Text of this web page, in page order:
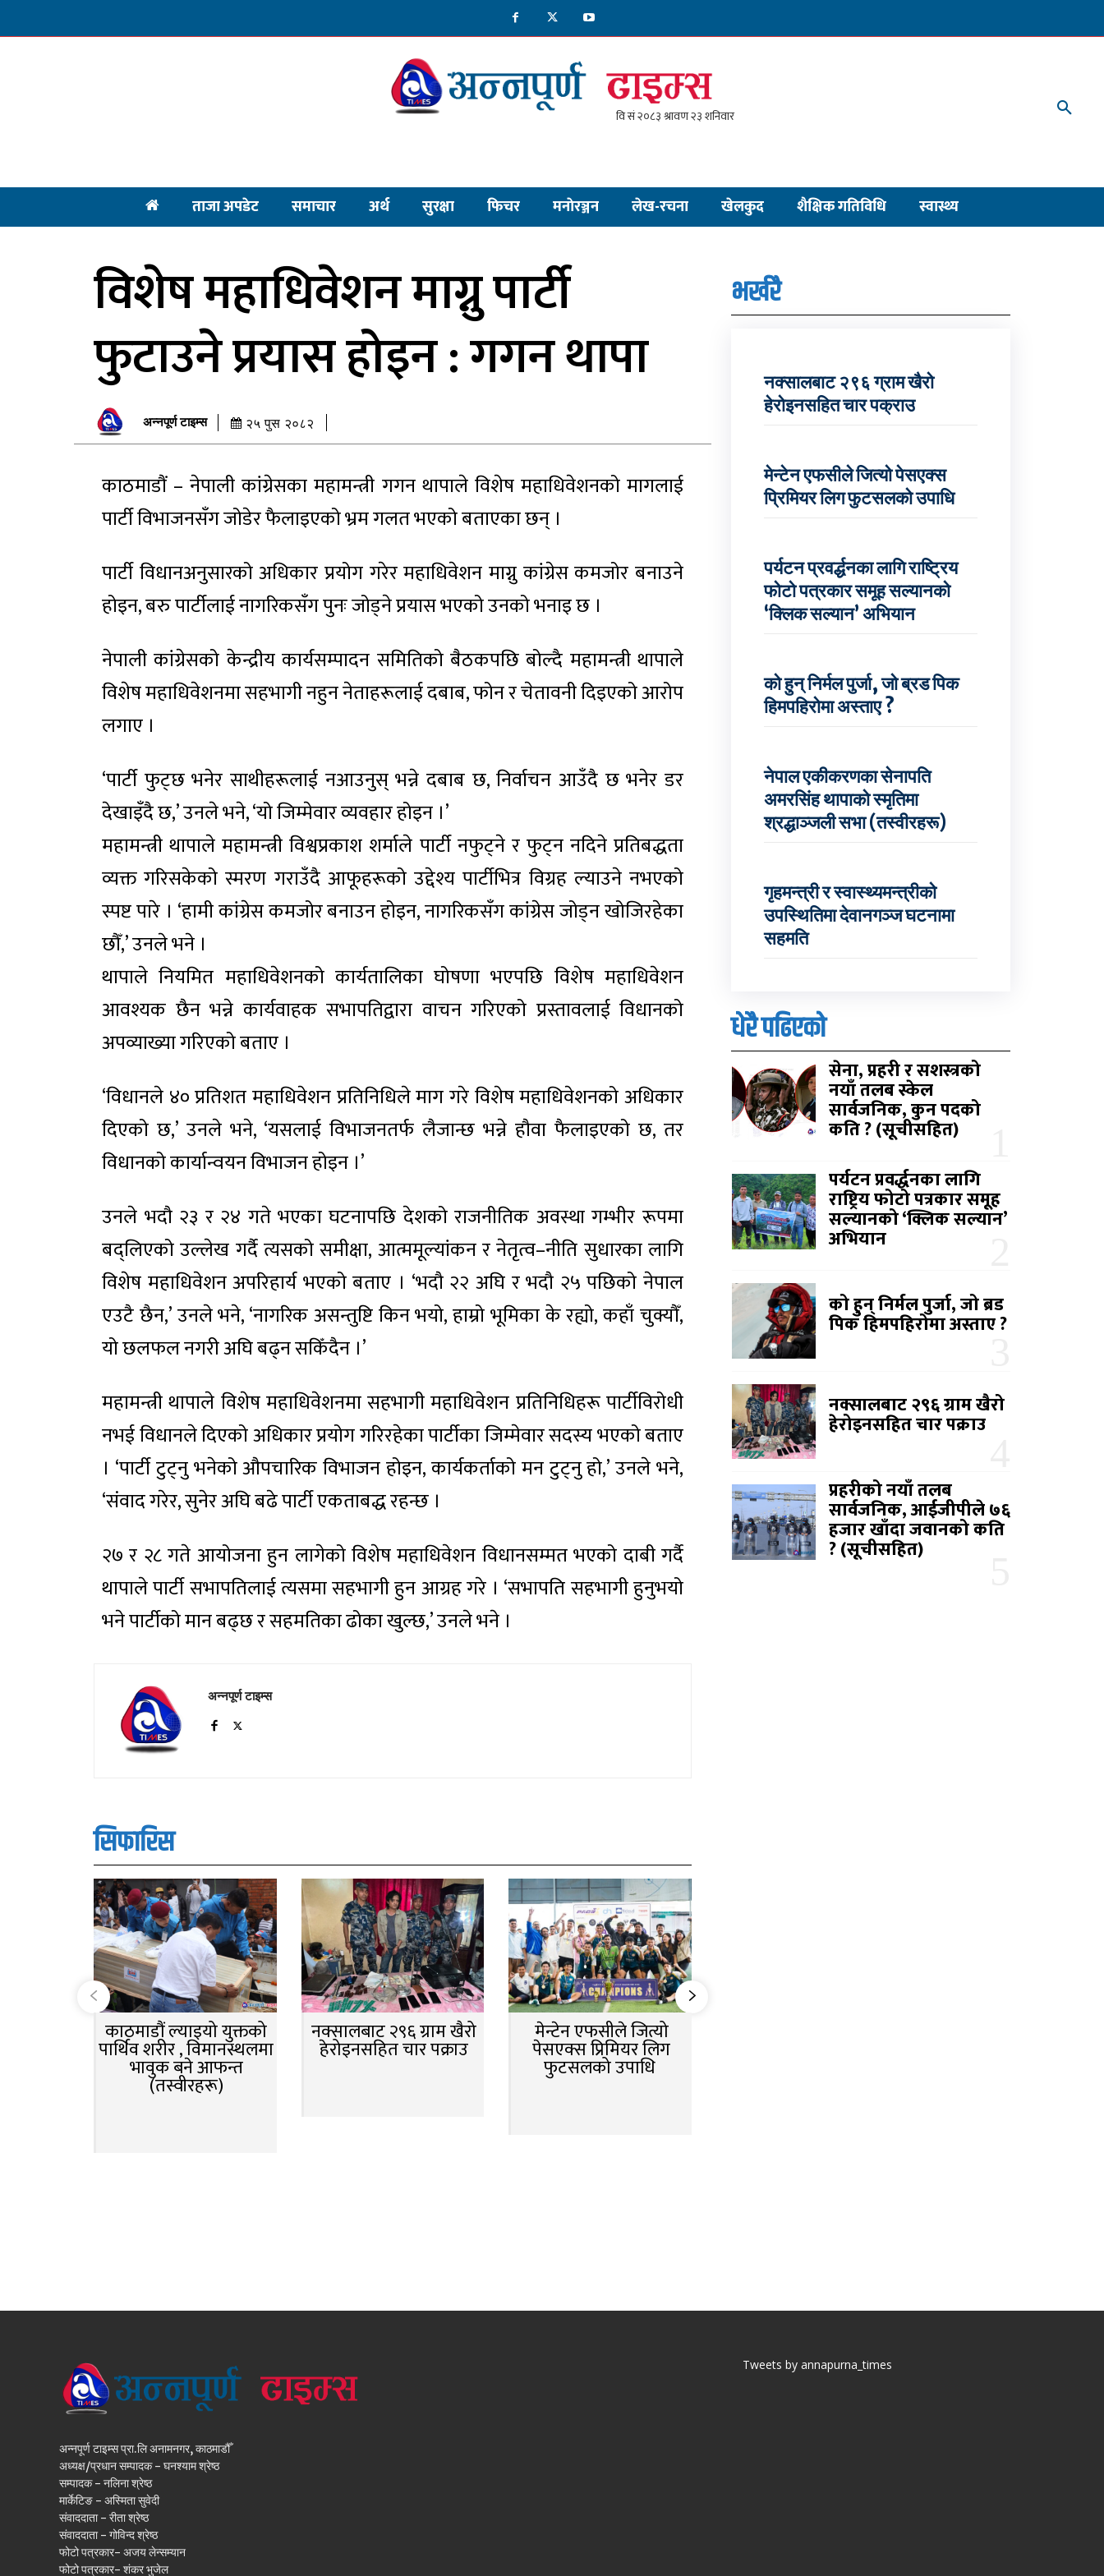
ताजा अपडेट समाचार अर्थ सुरक्षा फिचर मनाेरञ्जन लेख-रचना खेलकुद शैक्षिक गतिविधि स्वास्थ्य
विशेष महाधिवेशन माग्नु पार्टी
फुटाउने प्रयास होइन : गगन थापा
अन्नपूर्ण टाइम्स २५ पुस २०८२
काठमाडौं – नेपाली कांग्रेसका महामन्त्री गगन थापाले विशेष महाधिवेशनको मागलाई
पार्टी विभाजनसँग जोडेर फैलाइएको भ्रम गलत भएको बताएका छन् ।
पार्टी विधानअनुसारको अधिकार प्रयोग गरेर महाधिवेशन माग्नु कांग्रेस कमजोर बनाउने
होइन, बरु पार्टीलाई नागरिकसँग पुनः जोड्ने प्रयास भएको उनको भनाइ छ ।
नेपाली कांग्रेसको केन्द्रीय कार्यसम्पादन समितिको बैठकपछि बोल्दै महामन्त्री थापाले
विशेष महाधिवेशनमा सहभागी नहुन नेताहरूलाई दबाब, फोन र चेतावनी दिइएको आरोप
लगाए ।
‘पार्टी फुट्छ भनेर साथीहरूलाई नआउनुस् भन्ने दबाब छ, निर्वाचन आउँदै छ भनेर डर
देखाइँदै छ,’ उनले भने, ‘यो जिम्मेवार व्यवहार होइन ।’
महामन्त्री थापाले महामन्त्री विश्वप्रकाश शर्माले पार्टी नफुट्ने र फुट्न नदिने प्रतिबद्धता
व्यक्त गरिसकेको स्मरण गराउँदै आफूहरूको उद्देश्य पार्टीभित्र विग्रह ल्याउने नभएको
स्पष्ट पारे । ‘हामी कांग्रेस कमजोर बनाउन होइन, नागरिकसँग कांग्रेस जोड्न खोजिरहेका
छौँ,’ उनले भने ।
थापाले नियमित महाधिवेशनको कार्यतालिका घोषणा भएपछि विशेष महाधिवेशन
आवश्यक छैन भन्ने कार्यवाहक सभापतिद्वारा वाचन गरिएको प्रस्तावलाई विधानको
अपव्याख्या गरिएको बताए ।
‘विधानले ४० प्रतिशत महाधिवेशन प्रतिनिधिले माग गरे विशेष महाधिवेशनको अधिकार
दिएको छ,’ उनले भने, ‘यसलाई विभाजनतर्फ लैजान्छ भन्ने हौवा फैलाइएको छ, तर
विधानको कार्यान्वयन विभाजन होइन ।’
उनले भदौ २३ र २४ गते भएका घटनापछि देशको राजनीतिक अवस्था गम्भीर रूपमा
बद्लिएको उल्लेख गर्दै त्यसको समीक्षा, आत्ममूल्यांकन र नेतृत्व–नीति सुधारका लागि
विशेष महाधिवेशन अपरिहार्य भएको बताए । ‘भदौ २२ अघि र भदौ २५ पछिको नेपाल
एउटै छैन,’ उनले भने, ‘नागरिक असन्तुष्टि किन भयो, हाम्रो भूमिका के रह्यो, कहाँ चुक्यौँ,
यो छलफल नगरी अघि बढ्न सकिँदैन ।’
महामन्त्री थापाले विशेष महाधिवेशनमा सहभागी महाधिवेशन प्रतिनिधिहरू पार्टीविरोधी
नभई विधानले दिएको अधिकार प्रयोग गरिरहेका पार्टीका जिम्मेवार सदस्य भएको बताए
। ‘पार्टी टुट्नु भनेको औपचारिक विभाजन होइन, कार्यकर्ताको मन टुट्नु हो,’ उनले भने,
‘संवाद गरेर, सुनेर अघि बढे पार्टी एकताबद्ध रहन्छ ।
२७ र २८ गते आयोजना हुन लागेको विशेष महाधिवेशन विधानसम्मत भएको दाबी गर्दै
थापाले पार्टी सभापतिलाई त्यसमा सहभागी हुन आग्रह गरे । ‘सभापति सहभागी हुनुभयो
भने पार्टीको मान बढ्छ र सहमतिका ढोका खुल्छ,’ उनले भने ।
अन्नपूर्ण टाइम्स
सिफारिस
काठमाडौं ल्याइयो युक्तको
पार्थिव शरीर , विमानस्थलमा
भावुक बने आफन्त
(तस्वीरहरू)
नक्सालबाट २९६ ग्राम खैरो
हेरोइनसहित चार पक्राउ
मेन्टेन एफसीले जित्यो
पेसएक्स प्रिमियर लिग
फुटसलको उपाधि
भर्खरै
नक्सालबाट २९६ ग्राम खैरो
हेरोइनसहित चार पक्राउ
मेन्टेन एफसीले जित्यो पेसएक्स
प्रिमियर लिग फुटसलको उपाधि
पर्यटन प्रवर्द्धनका लागि राष्ट्रिय
फोटो पत्रकार समूह सल्यानको
‘क्लिक सल्यान’ अभियान
को हुन् निर्मल पुर्जा, जो ब्रड पिक
हिमपहिरोमा अस्ताए ?
नेपाल एकीकरणका सेनापति
अमरसिंह थापाको स्मृतिमा
श्रद्धाञ्जली सभा (तस्वीरहरू)
गृहमन्त्री र स्वास्थ्यमन्त्रीको
उपस्थितिमा देवानगञ्ज घटनामा
सहमति
धेरै पढिएको
सेना, प्रहरी र सशस्त्रको
नयाँ तलब स्केल
सार्वजनिक, कुन पदको
कति ? (सूचीसहित)
पर्यटन प्रवर्द्धनका लागि
राष्ट्रिय फोटो पत्रकार समूह
सल्यानको ‘क्लिक सल्यान’
अभियान
को हुन् निर्मल पुर्जा, जो ब्रड
पिक हिमपहिरोमा अस्ताए ?
नक्सालबाट २९६ ग्राम खैरो
हेरोइनसहित चार पक्राउ
प्रहरीको नयाँ तलब
सार्वजनिक, आईजीपीले ७६
हजार खाँदा जवानको कति
? (सूचीसहित)
अन्नपूर्ण टाइम्स प्रा.लि अनामनगर, काठमाडौँ
अध्यक्ष/प्रधान सम्पादक - घनश्याम श्रेष्ठ
सम्पादक - नलिना श्रेष्ठ
मार्केटिङ - अस्मिता सुवेदी
संवाददाता - रीता श्रेष्ठ
संवाददाता - गोविन्द श्रेष्ठ
फोटो पत्रकार- अजय लेन्सम्यान
फोटो पत्रकार- शंकर भुजेल
Tweets by annapurna_times